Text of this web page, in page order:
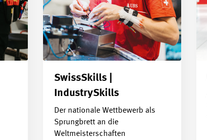
SwissSkills |
IndustrySkills
Der nationale Wettbewerb als
Sprungbrett an die
Weltmeisterschaften